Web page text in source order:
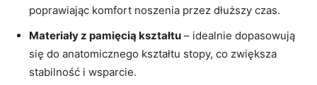
poprawiając komfort noszenia przez dłuższy czas.
Materiały z pamięcią kształtu – idealnie dopasowują
się do anatomicznego kształtu stopy, co zwiększa
stabilność i wsparcie.